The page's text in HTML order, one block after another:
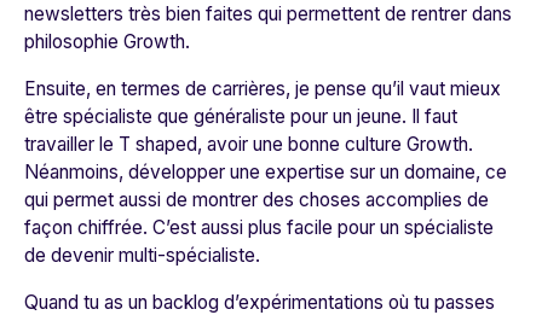
newsletters très bien faites qui permettent de rentrer dans
philosophie Growth.
Ensuite, en termes de carrières, je pense qu’il vaut mieux
être spécialiste que généraliste pour un jeune. Il faut
travailler le T shaped, avoir une bonne culture Growth.
Néanmoins, développer une expertise sur un domaine, ce
qui permet aussi de montrer des choses accomplies de
façon chiffrée. C’est aussi plus facile pour un spécialiste
de devenir multi-spécialiste.
Quand tu as un backlog d’expérimentations où tu passes